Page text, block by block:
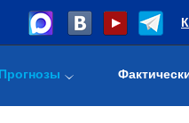
Прогнозы